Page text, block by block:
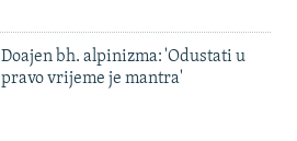
Doajen bh. alpinizma: 'Odustati u
pravo vrijeme je mantra'